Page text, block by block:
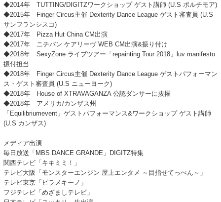
◆2014年 TUTTING/DIGITZワークショップ ゲスト講師 (U.S ボルチモア)
◆2015年 Finger Circus主催 Dexterity Dance League ゲスト審査員 (U.S
サンフランシスコ)
◆2017年 Pizza Hut China CM出演
◆2017年 ニチバン ケアリーヴ WEB CM出演&振り付け
◆2018年 SexyZone ライブツアー「repainting Tour 2018」luv manifesto
振付担当
◆2018年 Finger Circus主催 Dexterity Dance League ゲストパフォーマン
ス・ゲスト審査員 (U.S ニューヨーク)
◆2018年 House of XTRAVAGANZA 公認ダンサーに抜擢
◆2018年 アメリカ/カンザス州
「Equilibriumevent」ゲストパフォーマンス&ワークショップ ゲスト講師
(U.S カンザス)
メディア出演
毎日放送「MBS DANCE GRANDE」DIGITZ特集
関西テレビ「キキミミ！」
テレビ大阪「モンスターエンジン 屋上エンタメ ～目指せてっぺん～」
テレビ東京「ピラメキーノ」
フジテレビ「めざましテレビ」